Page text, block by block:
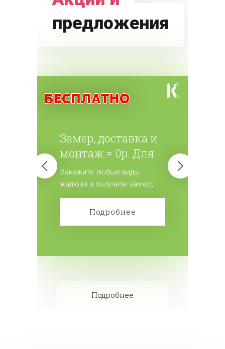
предложения
Замер, доставка и
монтаж = 0р. Для
всех жалюзи.
Закажите любые виды
жалюзи и получите замер,
доставку и монтаж
бесплатно! Сделайте заказ!
Подробнее
Подробнее